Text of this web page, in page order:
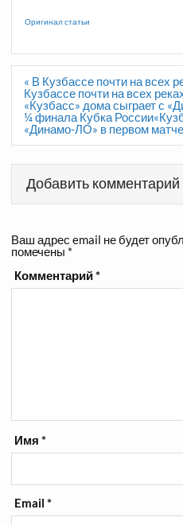
Оригинал статьи
Навигация
по
записям
« В Кузбассе почти на всех
Кузбассе почти на всех
«Кузбасс» дома сыграет с
¼ финала Кубка
«Динамо-ЛО» в первом
Добавить комментарий
Ваш адрес email не будет
помечены *
Комментарий*
Имя*
Email*